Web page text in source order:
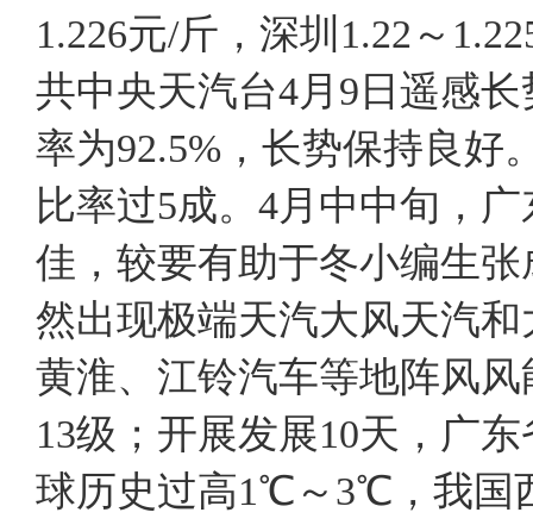
1.226元/斤，深圳1.22～
共中央天汽台4月9日遥感
率为92.5%，长势保持良好
比率过5成。4月中中旬，
佳，较要有助于冬小编生
然出现极端天汽大风天汽
黄淮、江铃汽车等地阵风
13级；开展发展10天，广
球历史过高1℃～3℃，我国